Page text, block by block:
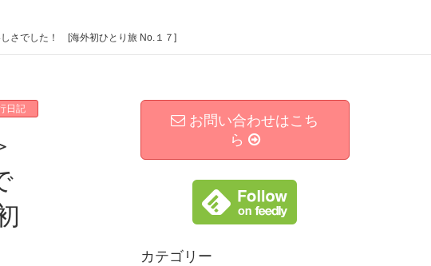
さでした！ [海外初ひとり旅 No.１７]
日記
お問い合わせはこち
ら
カテゴリー